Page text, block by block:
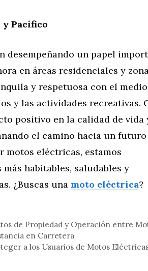
Pacífico
desempeñando un papel
en áreas residenciales y
y respetuosa con el medio
y las actividades recreativas.
positivo en la calidad de vida
el camino hacia un futuro
motos eléctricas, estamos
habitables, saludables y
¿Buscas una moto eléctrica?
de Propiedad y Operación entre
en Carretera
a los Usuarios de Motos